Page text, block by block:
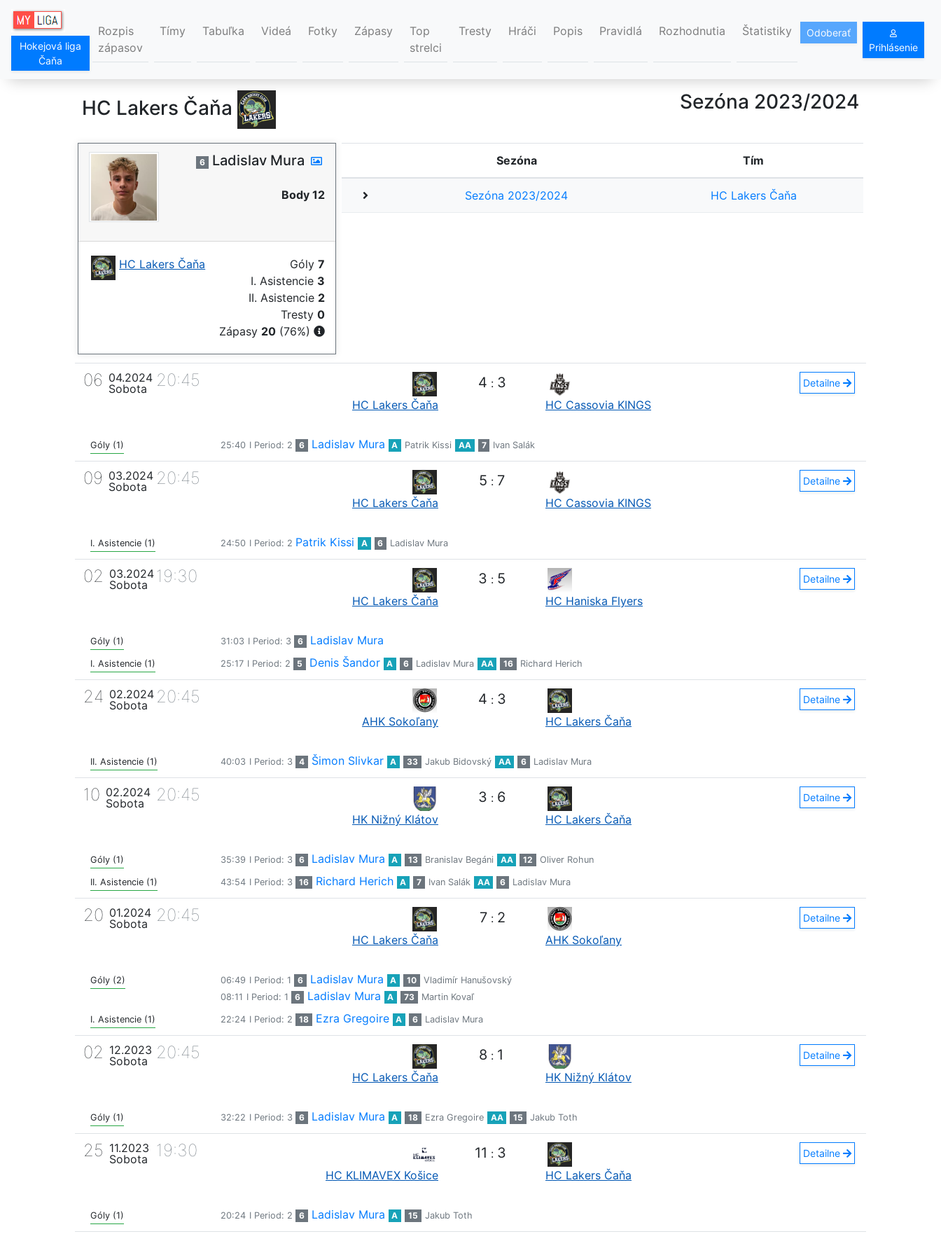
Hokejová liga
Čaňa
Rozpis
zápasov
Tímy Tabuľka Videá Fotky Zápasy
Top
strelci
Tresty Hráči Popis Pravidlá Rozhodnutia Štatistiky
Odoberať
Prihlásenie
HC Lakers Čaňa Sezóna 2023/2024
6 Ladislav Mura
Body 12
HC Lakers Čaňa Góly 7
I. Asistencie 3
II. Asistencie 2
Tresty 0
Zápasy 20 (76%)
Sezóna Tím
Sezóna 2023/2024 HC Lakers Čaňa
06 04.2024
Sobota
20:45
HC Lakers Čaňa
4 : 3
HC Cassovia KINGS
Detailne
Góly (1) 25:40 I Period: 2 6 Ladislav Mura A Patrik Kissi AA 7 Ivan Salák
09 03.2024
Sobota
20:45
HC Lakers Čaňa
5 : 7
HC Cassovia KINGS
Detailne
I. Asistencie (1) 24:50 I Period: 2 Patrik Kissi A 6 Ladislav Mura
02 03.2024
Sobota
19:30
HC Lakers Čaňa
3 : 5
HC Haniska Flyers
Detailne
Góly (1) 31:03 I Period: 3 6 Ladislav Mura
I. Asistencie (1) 25:17 I Period: 2 5 Denis Šandor A 6 Ladislav Mura AA 16 Richard Herich
24 02.2024
Sobota
20:45
AHK Sokoľany
4 : 3
HC Lakers Čaňa
Detailne
II. Asistencie (1) 40:03 I Period: 3 4 Šimon Slivkar A 33 Jakub Bidovský AA 6 Ladislav Mura
10 02.2024
Sobota
20:45
HK Nižný Klátov
3 : 6
HC Lakers Čaňa
Detailne
Góly (1) 35:39 I Period: 3 6 Ladislav Mura A 13 Branislav Begáni AA 12 Oliver Rohun
II. Asistencie (1) 43:54 I Period: 3 16 Richard Herich A 7 Ivan Salák AA 6 Ladislav Mura
20 01.2024
Sobota
20:45
HC Lakers Čaňa
7 : 2
AHK Sokoľany
Detailne
Góly (2) 06:49 I Period: 1 6 Ladislav Mura A 10
Vladimír Hanušovský
08:11 I Period: 1 6 Ladislav Mura A 73 Martin Kovaľ
I. Asistencie (1) 22:24 I Period: 2 18 Ezra Gregoire A 6 Ladislav Mura
02 12.2023
Sobota
20:45
HC Lakers Čaňa
8 : 1
HK Nižný Klátov
Detailne
Góly (1) 32:22 I Period: 3 6 Ladislav Mura A 18 Ezra Gregoire AA 15 Jakub Toth
25 11.2023
Sobota
19:30
HC KLIMAVEX Košice
11 : 3
HC Lakers Čaňa
Detailne
Góly (1) 20:24 I Period: 2 6 Ladislav Mura A 15 Jakub Toth